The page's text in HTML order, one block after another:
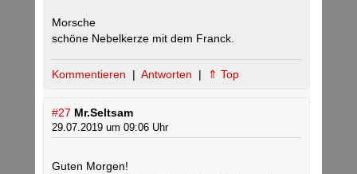
Morsche
schöne Nebelkerze mit dem Franck.
Kommentieren | Antworten | ⇑ Top
#27 Mr.Seltsam
29.07.2019 um 09:06 Uhr
Guten Morgen!